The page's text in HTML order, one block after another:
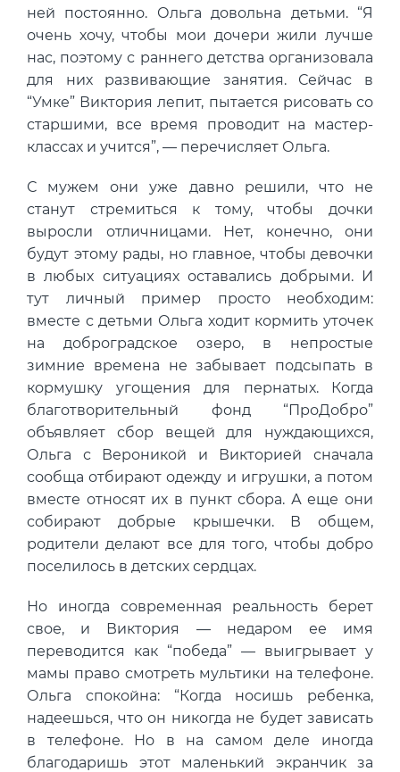
ней постоянно. Ольга довольна детьми. “Я
очень хочу, чтобы мои дочери жили лучше
нас, поэтому с раннего детства организовала
для них развивающие занятия. Сейчас в
“Умке” Виктория лепит, пытается рисовать со
старшими, все время проводит на мастер-
классах и учится”, — перечисляет Ольга.
С мужем они уже давно решили, что не
станут стремиться к тому, чтобы дочки
выросли отличницами. Нет, конечно, они
будут этому рады, но главное, чтобы девочки
в любых ситуациях оставались добрыми. И
тут личный пример просто необходим:
вместе с детьми Ольга ходит кормить уточек
на доброградское озеро, в непростые
зимние времена не забывает подсыпать в
кормушку угощения для пернатых. Когда
благотворительный фонд “ПроДобро”
объявляет сбор вещей для нуждающихся,
Ольга с Вероникой и Викторией сначала
сообща отбирают одежду и игрушки, а потом
вместе относят их в пункт сбора. А еще они
собирают добрые крышечки. В общем,
родители делают все для того, чтобы добро
поселилось в детских сердцах.
Но иногда современная реальность берет
свое, и Виктория — недаром ее имя
переводится как “победа” — выигрывает у
мамы право смотреть мультики на телефоне.
Ольга спокойна: “Когда носишь ребенка,
надеешься, что он никогда не будет зависать
в телефоне. Но в на самом деле иногда
благодаришь этот маленький экранчик за